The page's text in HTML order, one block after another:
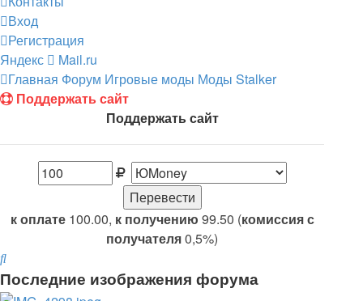
Вход
Регистрация
Яндекс
Mail.ru
Главная Форум Игровые моды Моды Stalker
Поддержать сайт
Поддержать сайт
к оплате100.00, к получению 99.50 (комиссия с
получателя0,5%)
Поиск
Последние изображения форума